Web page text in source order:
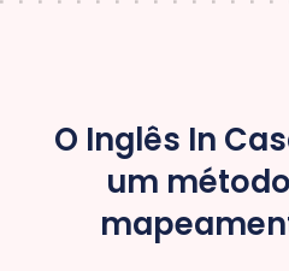
O Inglês In
um